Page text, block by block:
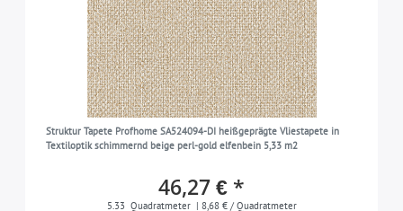
Struktur Tapete Profhome SA524094-DI heißgeprägte Vliestapete in
Textiloptik schimmernd beige perl-gold elfenbein 5,33 m2
46,27 € *
5.33 Quadratmeter | 8,68 € / Quadratmeter